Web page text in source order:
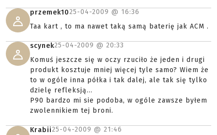
przemek1025-04-2009 @ 16:36
Taa kart , to ma nawet taką samą baterię jak ACM .
scynek25-04-2009 @ 20:33
Komuś jeszcze się w oczy rzuciło że jeden i drugi
produkt kosztuje mniej więcej tyle samo? Wiem że
to w ogóle inna półka i tak dalej, ale tak się tylko
dzielę refleksją...
P90 bardzo mi sie podoba, w ogóle zawsze byłem
zwolennikiem tej broni.
Krabii25-04-2009 @ 21:46